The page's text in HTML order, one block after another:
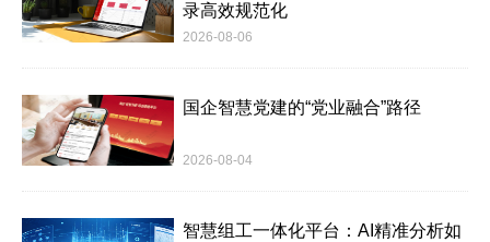
录高效规范化
2026-08-06
国企智慧党建的“党业融合”路径
2026-08-04
智慧组工一体化平台：AI精准分析如